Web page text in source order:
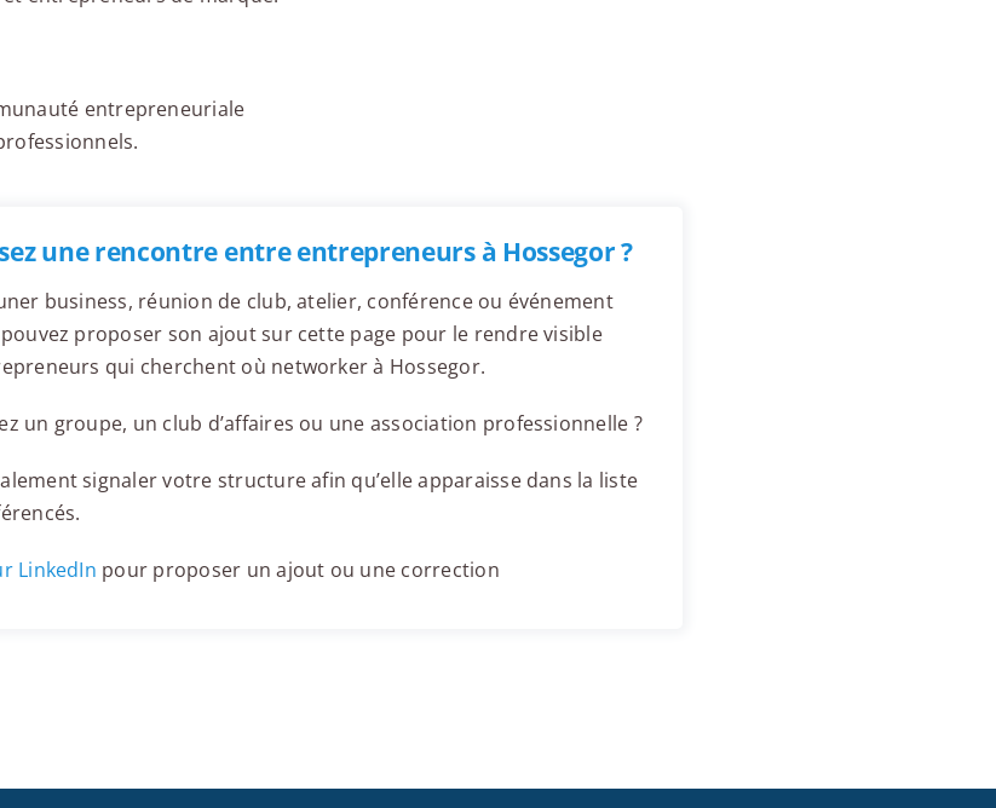
entrepreneuriale
une rencontre entre entrepreneurs à Hossegor ?
business, réunion de club, atelier, conférence ou événement
proposer son ajout sur cette page pour le rendre visible
qui cherchent où networker à Hossegor.
un groupe, un club d’affaires ou une association professionnelle ?
signaler votre structure afin qu’elle apparaisse dans la liste
LinkedIn pour proposer un ajout ou une correction